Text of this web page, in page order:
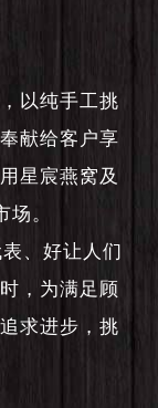
以纯手工挑
献给客户享
星宸燕窝及
场。
、好让人们
，为满足顾
求进步，挑